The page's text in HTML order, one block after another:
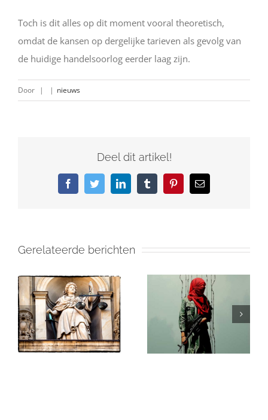
Toch is dit alles op dit moment vooral theoretisch,
omdat de kansen op dergelijke tarieven als gevolg van
de huidige handelsoorlog eerder laag zijn.
Door | | nieuws
Deel dit artikel!
FacebookTwitterLinkedInTumblrPinterest
E-
mail
Gerelateerde berichten
Israël en de
(valse)
beschuldigingen
van genocide:
een nuchtere
Gaza: Wat Je
Echt over de
Oorlog tegen
Hamas moet